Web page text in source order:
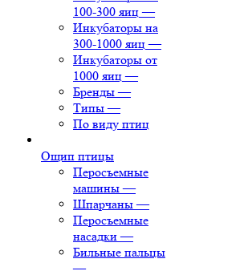
100-300 яиц —
Инкубаторы на
300-1000 яиц —
Инкубаторы от
1000 яиц —
Бренды —
Типы —
По виду птиц
Ощип птицы
Перосъемные
машины —
Шпарчаны —
Перосъемные
насадки —
Бильные пальцы